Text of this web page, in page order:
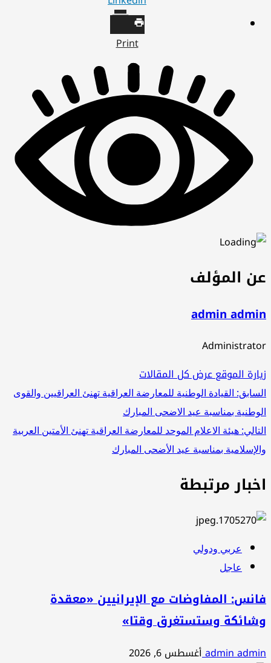
Print
عن المؤلف
admin admin
Administrator
زيارة الموقععرض كل المقالات
تصفّح
المقالات
السابق: القيادة الوطنية للمعارضة العراقية تهنئ العراقيين والقوى
الوطنية بمناسبة عيد الاضحى المبارك
التالي: هيئة الاعلام الموحد للمعارضة العراقية تهنئ الأمتين العربية
والإسلامية بمناسبة عيد الأضحى المبارك
اخبار مرتبطة
عربي ودولي
عاجل
فانس: المفاوضات مع الإيرانيين «معقدة
وشائكة وستستغرق وقتا»
admin adminأغسطس 6, 2026